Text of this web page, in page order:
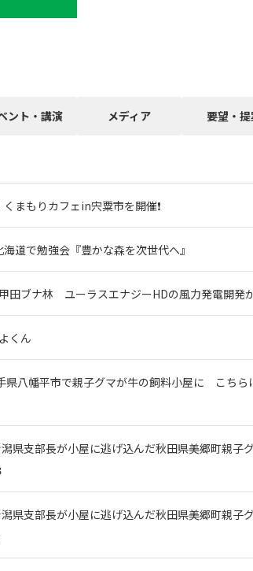
ント・講演 メディア 要望・
まもりカフェin宍粟市を開催❗
道で勉強会『豊かな森を次世代へ』
田ブナ林 ユーラスエナジーHDの風力発電開発
くん
県八幡平市で親子グマが牛の飼料小屋に こちら
県支部長が小屋に逃げ込んだ秋田県美郷町親子
県支部長が小屋に逃げ込んだ秋田県美郷町親子